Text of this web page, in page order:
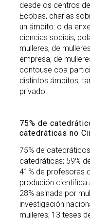
desde os centros
Ecobas, charlas
un ámbito: o da
ciencias sociais,
mulleres, de
empresa, de
contouse coa
distintos ámbitos,
privado.
75% de
catedráticas no
75% de
catedráticas; 59%
41% de profesoras
produción científica
28% asinada por
investigación
mulleres; 13 teses